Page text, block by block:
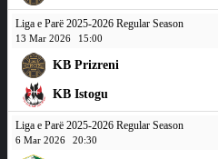
Liga e Parë 2025-2026 Regular Season
13 Mar 2026 15:00
KB Prizreni
KB Istogu
Liga e Parë 2025-2026 Regular Season
6 Mar 2026 20:30